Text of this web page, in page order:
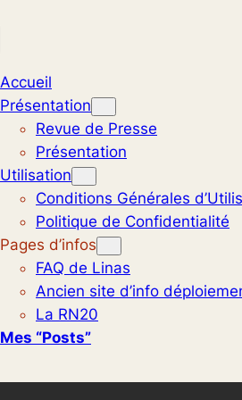
Accueil
Présentation
Revue de Presse
Présentation
Utilisation
Conditions Générales
Politique de Confidentialité
Pages d’infos
FAQ de Linas
Ancien site d’info
La RN20
Mes “posts”